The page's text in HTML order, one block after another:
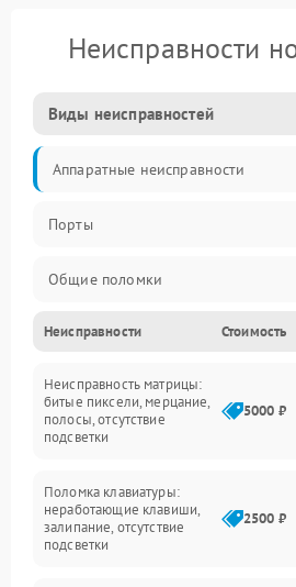
Неисправности
Виды неисправностей
Аппаратные неисправности
Порты
Общие поломки
Устройства
Программные ошибки
Электрические и системные сбои
Интерфейсные проблемы
Батарея
Неисправности Стоимость
Неисправность матрицы:
битые пиксели, мерцание,
полосы, отсутствие
подсветки
5000 ₽
Поломка клавиатуры:
неработающие клавиши,
залипание, отсутствие
подсветки
2500 ₽